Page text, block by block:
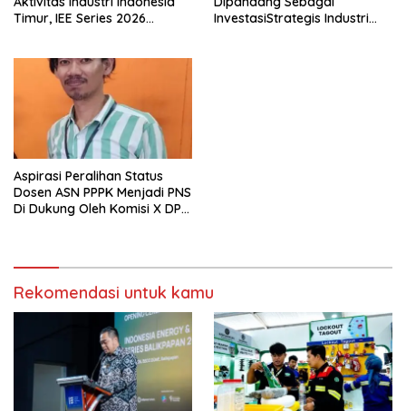
Timur, IEE Series 2026
InvestasiStrategis Industri
Aspirasi Peralihan Status
Dosen ASN PPPK Menjadi PNS
Di Dukung Oleh Komisi X DPR
Rekomendasi untuk kamu